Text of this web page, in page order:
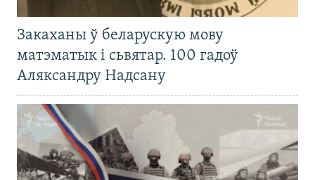
Закаханы ў беларускую мову
матэматык і сьвятар. 100 гадоў
Аляксандру Надсану